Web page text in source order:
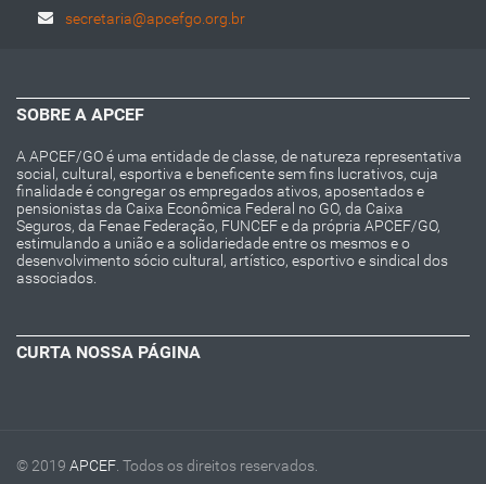
secretaria@apcefgo.org.br
SOBRE A APCEF
A APCEF/GO é uma entidade de classe, de natureza representativa
social, cultural, esportiva e beneficente sem fins lucrativos, cuja
finalidade é congregar os empregados ativos, aposentados e
pensionistas da Caixa Econômica Federal no GO, da Caixa
Seguros, da Fenae Federação, FUNCEF e da própria APCEF/GO,
estimulando a união e a solidariedade entre os mesmos e o
desenvolvimento sócio cultural, artístico, esportivo e sindical dos
associados.
CURTA NOSSA PÁGINA
© 2019 APCEF . Todos os direitos reservados.